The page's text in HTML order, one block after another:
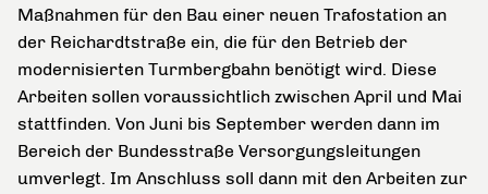
Maßnahmen für den Bau einer neuen Trafostation an
der Reichardtstraße ein, die für den Betrieb der
modernisierten Turmbergbahn benötigt wird. Diese
Arbeiten sollen voraussichtlich zwischen April und Mai
stattfinden. Von Juni bis September werden dann im
Bereich der Bundesstraße Versorgungsleitungen
umverlegt. Im Anschluss soll dann mit den Arbeiten zur